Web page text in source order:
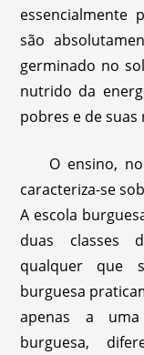
essencialmente
são
germinado no
nutrido da
pobres e de suas
O ensino,
caracteriza-se
A escola
duas classes
qualquer que
burguesa
apenas a
burguesa,